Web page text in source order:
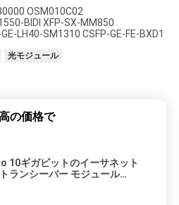
OSM010C02
BIDI XFP-SX-MM850
LH40-SM1310 CSFP-GE-FE-BXD1
光モジュール
の価格で
10ギガビットのイーサネット
ランシーバー モジュール